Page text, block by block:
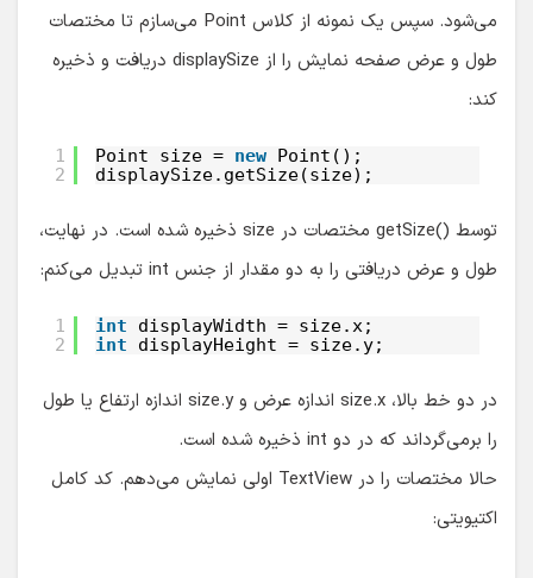
می‌شود. سپس یک نمونه از کلاس Point می‌سازم تا مختصات
طول و عرض صفحه نمایش را از displaySize دریافت و ذخیره
کند:
1
2
Point size = new Point();
displaySize.getSize(size);
توسط getSize()
مختصات در size ذخیره شده است. در نهایت،
طول و عرض دریافتی را به دو مقدار از جنس int تبدیل می‌کنم:
1
2
int
displayWidth = size.x;
int
displayHeight = size.y;
در دو خط بالا، size.x اندازه عرض و size.y اندازه ارتفاع یا طول
را برمی‌گرداند که در دو int ذخیره شده است.
حالا مختصات را در TextView اولی نمایش می‌دهم. کد کامل
اکتیویتی: